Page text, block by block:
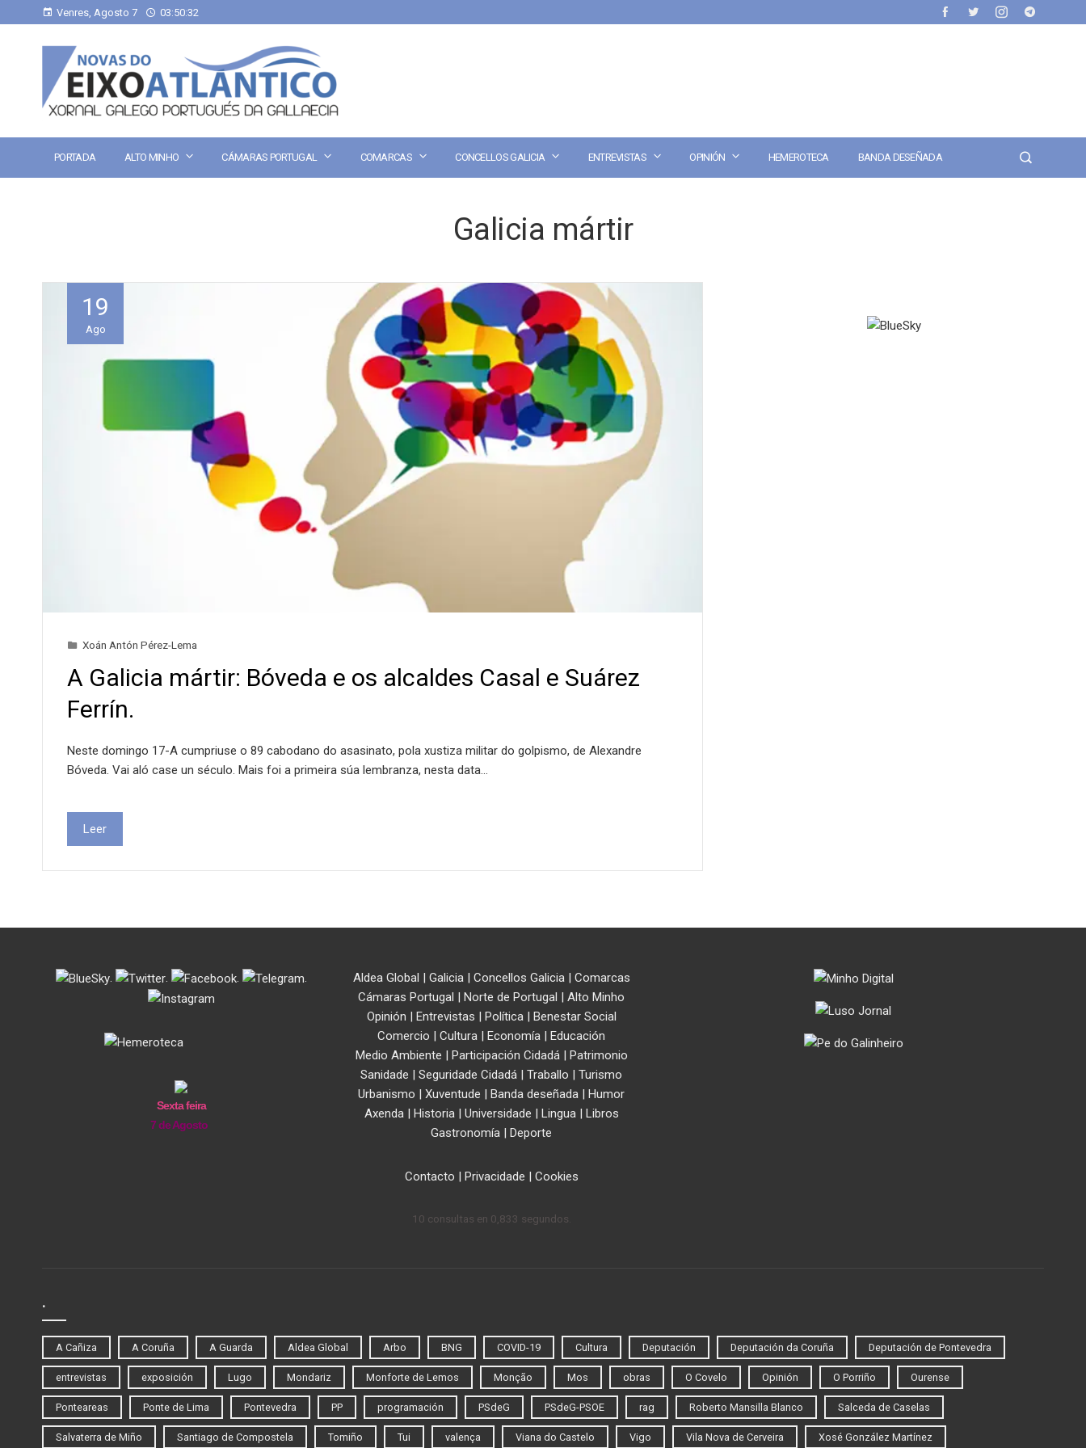
Venres, Agosto 7 03:50:33
PORTADA ALTO MINHO CÁMARAS PORTUGAL COMARCAS CONCELLOS GALICIA ENTREVISTAS OPINIÓN HEMEROTECA BANDA DESEÑADA
Galicia mártir
19
Ago
Xoán Antón Pérez-Lema
A Galicia mártir: Bóveda e os alcaldes Casal e Suárez
Ferrín.
Neste domingo 17-A cumpriuse o 89 cabodano do asasinato, pola xustiza militar do golpismo, de Alexandre
Bóveda. Vai aló case un século. Mais foi a primeira súa lembranza, nesta data…
Leer
. . . .
Sexta feira
7 de Agosto
Aldea Global | Galicia| Concellos Galicia| Comarcas
Cámaras Portugal | Norte de Portugal | Alto Minho
Opinión | Entrevistas | Política| Benestar Social
Comercio | Cultura | Economía | Educación
Medio Ambiente | Participación Cidadá| Patrimonio
Sanidade | Seguridade Cidadá | Traballo | Turismo
Urbanismo | Xuventude | Banda deseñada | Humor
Axenda| Historia| Universidade | Lingua| Libros
Gastronomía | Deporte
Contacto | Privacidade | Cookies
10 consultas en 0,833 segundos.
.
A Cañiza A Coruña A Guarda Aldea Global Arbo BNG COVID-19 Cultura Deputación Deputación da Coruña Deputación de Pontevedra
entrevistas exposición Lugo Mondariz Monforte de Lemos Monção Mos obras O Covelo Opinión O Porriño Ourense
Ponteareas Ponte de Lima Pontevedra PP programación PSdeG PSdeG-PSOE rag Roberto Mansilla Blanco Salceda de Caselas
Salvaterra de Miño Santiago de Compostela Tomiño Tui valença Viana do Castelo Vigo Vila Nova de Cerveira Xosé González Martínez